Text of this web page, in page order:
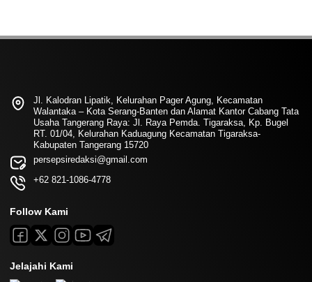
Jl. Kalodran Lipatik, Kelurahan Pager Agung, Kecamatan
Walantaka – Kota Serang-Banten dan Alamat Kantor Cabang Tata
Usaha Tangerang Raya: Jl. Raya Pemda. Tigaraksa, Kp. Bugel
RT. 01/04, Kelurahan Kaduagung Kecamatan Tigaraksa-
Kabupaten Tangerang 15720
persepsiredaksi@gmail.com
+62 821-1086-4778
Follow Kami
Jelajahi Kami